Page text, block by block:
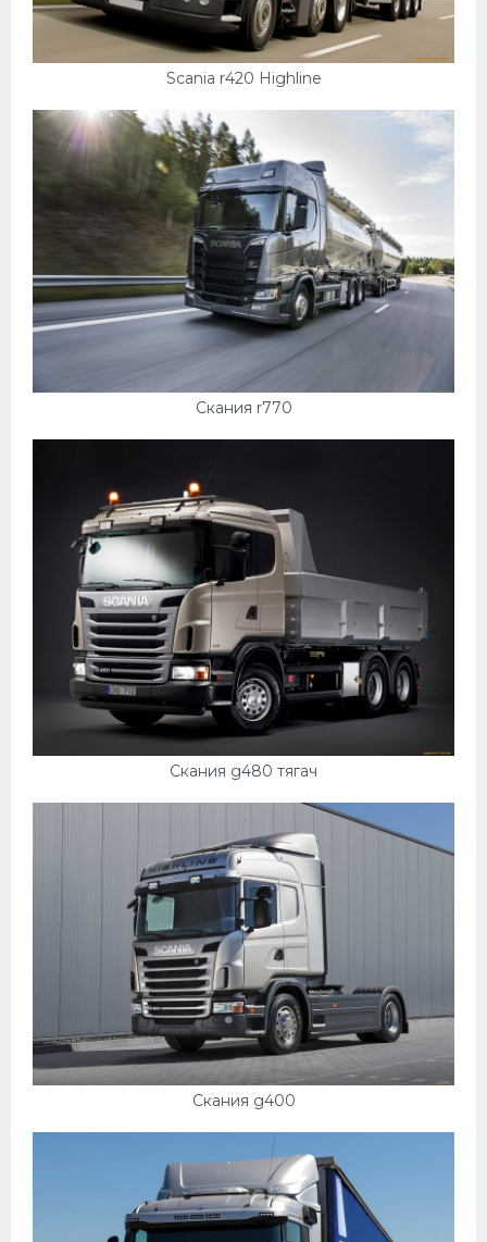
Scania r420 Highline
Скания r770
Скания g480 тягач
Скания g400
Рено
Прогулочные суда
Лимузины
Камаз
Грузовики
Шевроле
Автокемпер
Поезда
Мотоциклы
Ямаха
Эмблемы
Спецтехника